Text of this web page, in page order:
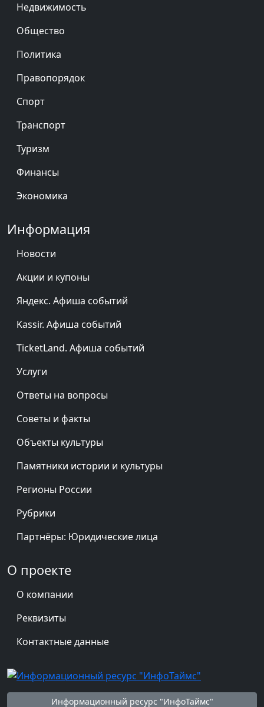
Недвижимость
Общество
Политика
Правопорядок
Спорт
Транспорт
Туризм
Финансы
Экономика
Информация
Новости
Акции и купоны
Яндекс. Афиша событий
Kassir. Афиша событий
TicketLand. Афиша событий
Услуги
Ответы на вопросы
Советы и факты
Объекты культуры
Памятники истории и культуры
Регионы России
Рубрики
Партнёры: Юридические лица
О проекте
О компании
Реквизиты
Контактные данные
Информационный ресурс "ИнфоТаймс"